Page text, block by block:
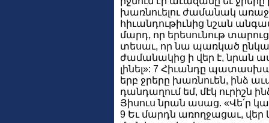
խառնուելու ժամանակ
հիւանդութիւնից նշան
մարդ, որ երեսունութ
տեսաւ, որ նա պառկած
ժամանակից ի վեր է, նրան
լինել»: 7 Հիւանդը
երբ ջրերը խառնուեն, ինձ
դանդաղում եմ, մէկ ուրիշն
Յիսուս նրան ասաց. «Վե՛ր
9 Եւ մարդն առողջացաւ, վեր